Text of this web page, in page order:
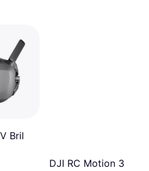
Bril
DJI RC Motion 3